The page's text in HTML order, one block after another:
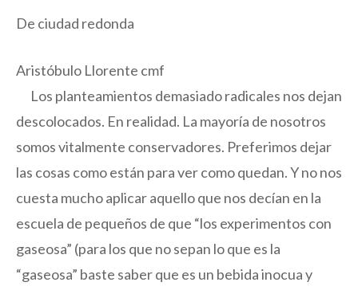
De ciudad redonda
Aristóbulo Llorente cmf
Los planteamientos demasiado radicales nos dejan
descolocados. En realidad. La mayoría de nosotros
somos vitalmente conservadores. Preferimos dejar
las cosas como están para ver como quedan. Y no nos
cuesta mucho aplicar aquello que nos decían en la
escuela de pequeños de que “los experimentos con
gaseosa” (para los que no sepan lo que es la
“gaseosa” baste saber que es un bebida inocua y